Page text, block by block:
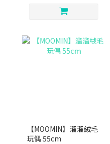
【MOOMIN】溜溜絨毛
玩偶 55cm